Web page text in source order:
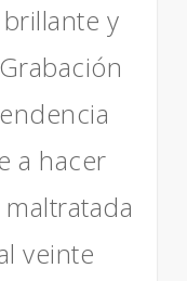
y
Grabación
a hacer
veinte